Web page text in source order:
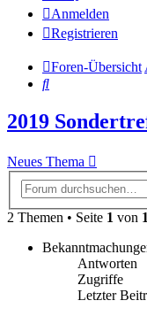
Anmelden
Registrieren
Foren-Übersicht
Suche
2019
Neues Thema
2 Themen • Seite 1 von 1
Antworten
Zugriffe
Letzter